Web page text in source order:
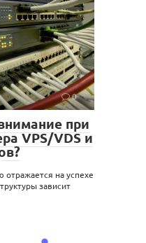
0
при
VPS/VDS и
на успехе
зависит